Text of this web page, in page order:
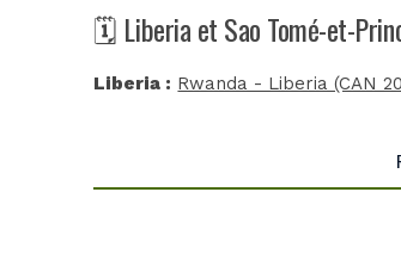
🗓️ Liberia et Sao Tomé-et-
Liberia : Rwanda - Liberia (CAN